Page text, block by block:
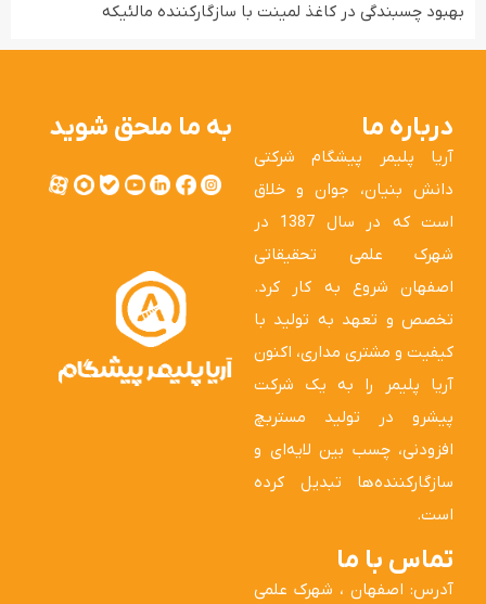
بهبود چسبندگی در کاغذ لمینت با سازگارکننده مالئیکه
درباره ما
آریا پلیمر پیشگام شرکتی
دانش بنیان، جوان و خلاق
است که در سال 1387 در
شهرک علمی تحقیقاتی
اصفهان شروع به کار کرد.
تخصص و تعهد به تولید با
کیفیت و مشتری مداری، اکنون
آریا پلیمر را به یک شرکت
پیشرو در تولید مستربچ
افزودنی، چسب بین لایه‌ای و
سازگارکننده‌ها تبدیل کرده
است.
تماس با ما
آدرس: اصفهان ، شهرک علمی
به ما ملحق شوید